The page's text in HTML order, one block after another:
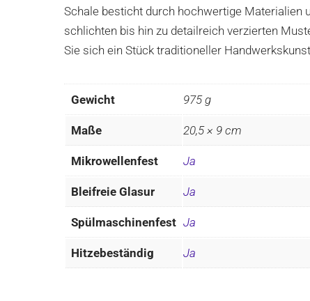
Schale besticht durch hochwertige Materialien
schlichten bis hin zu detailreich verzierten
Sie sich ein Stück traditioneller
Gewicht 975 g
Maße 20,5 × 9 cm
Mikrowellenfest Ja
Bleifreie Glasur Ja
Spülmaschinenfest Ja
Hitzebeständig Ja